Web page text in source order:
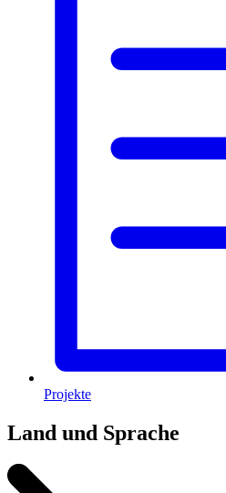
Projekte
Land und Sprache